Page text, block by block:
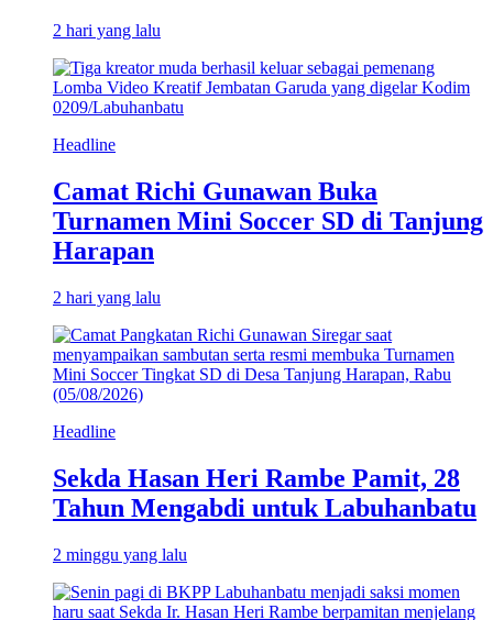
2 hari yang lalu
Headline
Camat Richi Gunawan Buka
Turnamen Mini Soccer SD di Tanjung
Harapan
2 hari yang lalu
Headline
Sekda Hasan Heri Rambe Pamit, 28
Tahun Mengabdi untuk Labuhanbatu
2 minggu yang lalu